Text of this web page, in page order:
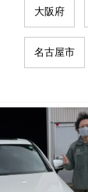
大阪府
名古屋市